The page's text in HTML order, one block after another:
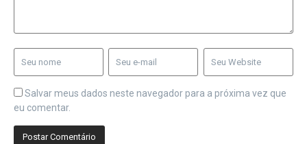
Salvar meus dados neste navegador para a próxima vez que
eu comentar.